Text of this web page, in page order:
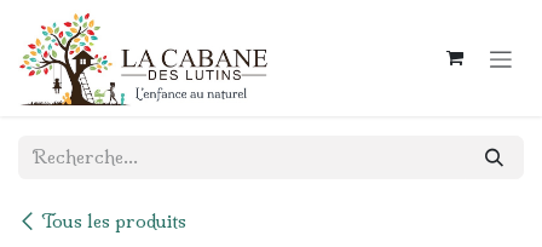
Se rendre au contenu
Tous les produits